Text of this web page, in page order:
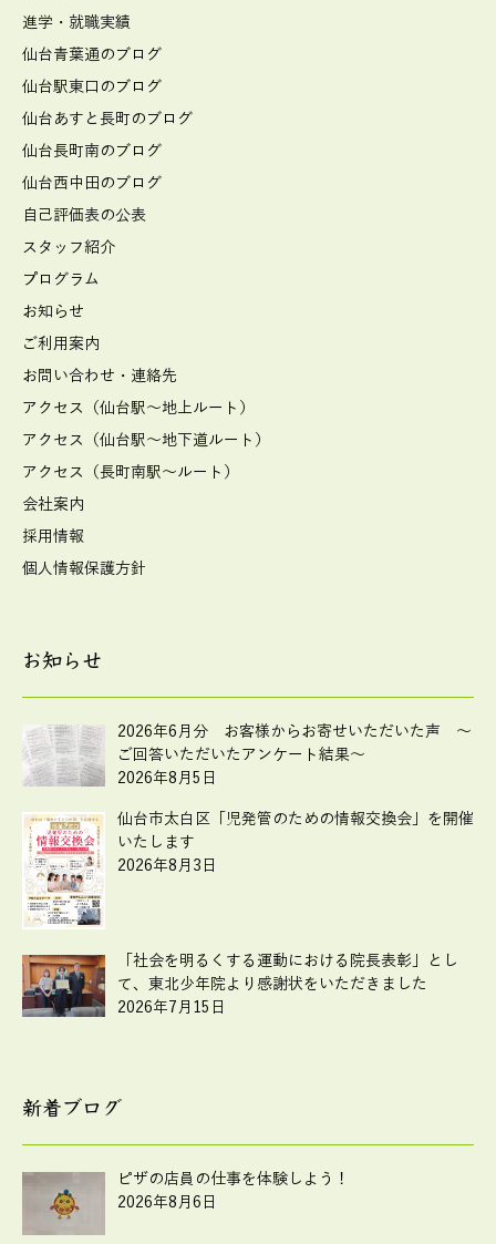
進学・就職実績
仙台青葉通のブログ
仙台駅東口のブログ
仙台あすと長町のブログ
仙台長町南のブログ
仙台西中田のブログ
自己評価表の公表
スタッフ紹介
プログラム
お知らせ
ご利用案内
お問い合わせ・連絡先
アクセス（仙台駅～地上ルート）
アクセス（仙台駅～地下道ルート）
アクセス（長町南駅～ルート）
会社案内
採用情報
個人情報保護方針
お知らせ
2026年6月分 お客様からお寄せいただいた声 ～
ご回答いただいたアンケート結果～
2026年8月5日
仙台市太白区「児発管のための情報交換会」を開催
いたします
2026年8月3日
「社会を明るくする運動における院長表彰」とし
て、東北少年院より感謝状をいただきました
2026年7月15日
新着ブログ
ピザの店員の仕事を体験しよう！
2026年8月6日